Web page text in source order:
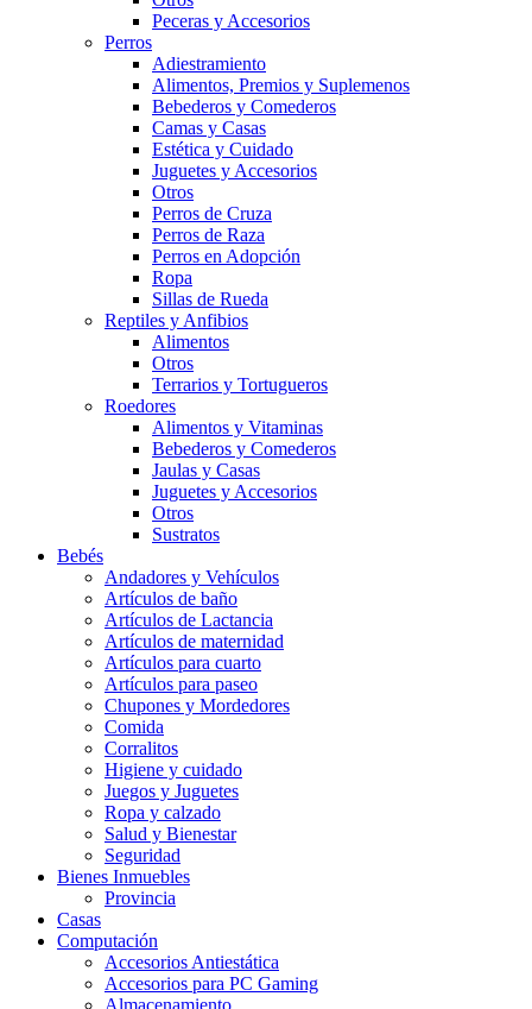
Peceras y Accesorios
Perros
Adiestramiento
Alimentos, Premios y Suplemenos
Bebederos y Comederos
Camas y Casas
Estética y Cuidado
Juguetes y Accesorios
Otros
Perros de Cruza
Perros de Raza
Perros en Adopción
Ropa
Sillas de Rueda
Reptiles y Anfibios
Alimentos
Otros
Terrarios y Tortugueros
Roedores
Alimentos y Vitaminas
Bebederos y Comederos
Jaulas y Casas
Juguetes y Accesorios
Otros
Sustratos
Bebés
Andadores y Vehículos
Artículos de baño
Artículos de Lactancia
Artículos de maternidad
Artículos para cuarto
Artículos para paseo
Chupones y Mordedores
Comida
Corralitos
Higiene y cuidado
Juegos y Juguetes
Ropa y calzado
Salud y Bienestar
Seguridad
Bienes Inmuebles
Provincia
Casas
Computación
Accesorios Antiestática
Accesorios para PC Gaming
Almacenamiento